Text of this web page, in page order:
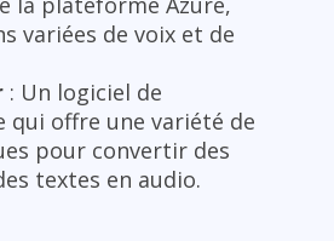
variées de voix et de
: Un logiciel de
qui offre une variété de
pour convertir des
textes en audio.